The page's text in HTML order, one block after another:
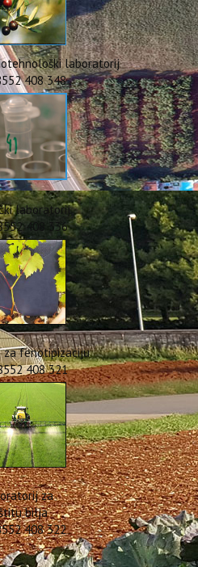
laboratorij
408 348
laboratorij
408 336
za fenotipizaciju
408 321
za
bilja
408 322